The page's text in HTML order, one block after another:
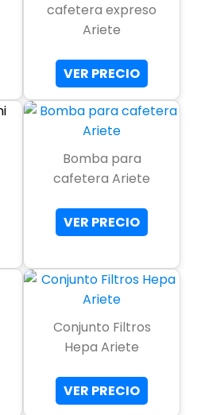
cafetera expreso
Ariete
VER PRECIO
Bomba para
cafetera Ariete
VER PRECIO
Conjunto Filtros
Hepa Ariete
VER PRECIO